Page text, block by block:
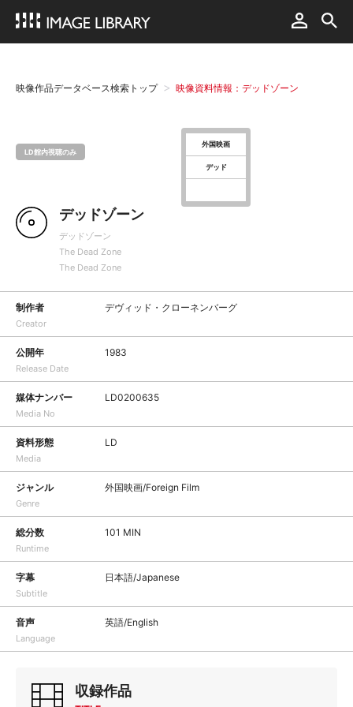
映像作品データベース検索トップ 映像資料情報：デッドゾーン
LD館内視聴のみ
外国映画
デッド
デッドゾーン
デッドゾーン
The Dead Zone
The Dead Zone
制作者
Creator
デヴィッド・クローネンバーグ
公開年
Release Date
1983
媒体ナンバー
Media No
LD0200635
資料形態
Media
LD
ジャンル
Genre
外国映画/Foreign Film
総分数
Runtime
101 MIN
字幕
Subtitle
日本語/Japanese
音声
Language
英語/English
収録作品